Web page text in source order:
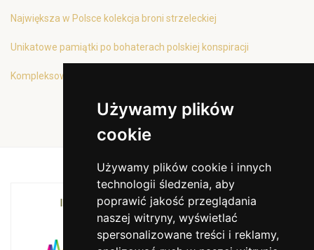
Używamy plików
cookie
Używamy plików cookie i innych
technologii śledzenia, aby
poprawić jakość przeglądania
naszej witryny, wyświetlać
spersonalizowane treści i reklamy,
Największa w Polsce kolekcja broni strzeleckiej
Unikatowe pamiątki po bohaterach polskiej konspiracji
Kompleksowa oferta edukacyjna
INSTYTUCJA KULTURY MIASTA KRAKOWA I
WOJEWÓDZTWA MAŁOPOLSKIEGO